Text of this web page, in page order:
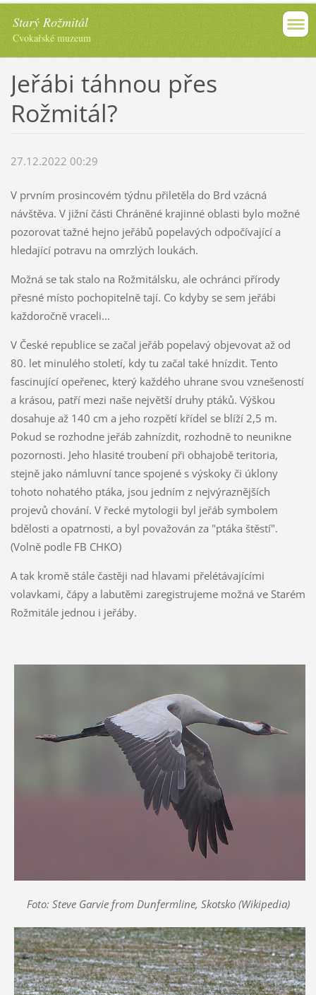
Starý Rožmitál
Cvokařské muzeum
Jeřábi táhnou přes
Rožmitál?
27.12.2022 00:29
V prvním prosincovém týdnu přiletěla do Brd vzácná
návštěva. V jižní části Chráněné krajinné oblasti bylo možné
pozorovat tažné hejno jeřábů popelavých odpočívající a
hledající potravu na omrzlých loukách.
Možná se tak stalo na Rožmitálsku, ale ochránci přírody
přesné místo pochopitelně tají. Co kdyby se sem jeřábi
každoročně vraceli...
V České republice se začal jeřáb popelavý objevovat až od
80. let minulého století, kdy tu začal také hnízdit. Tento
fascinující opeřenec, který každého uhrane svou vznešeností
a krásou, patří mezi naše největší druhy ptáků. Výškou
dosahuje až 140 cm a jeho rozpětí křídel se blíží 2,5 m.
Pokud se rozhodne jeřáb zahnízdit, rozhodně to neunikne
pozornosti. Jeho hlasité troubení při obhajobě teritoria,
stejně jako námluvní tance spojené s výskoky či úklony
tohoto nohatého ptáka, jsou jedním z nejvýraznějších
projevů chování. V řecké mytologii byl jeřáb symbolem
bdělosti a opatrnosti, a byl považován za "ptáka štěstí".
(Volně podle FB CHKO)
A tak kromě stále častěji nad hlavami přelétávajícími
volavkami, čápy a labutěmi zaregistrujeme možná ve Starém
Rožmitále jednou i jeřáby.
Foto: Steve Garvie from Dunfermline, Skotsko (Wikipedia)